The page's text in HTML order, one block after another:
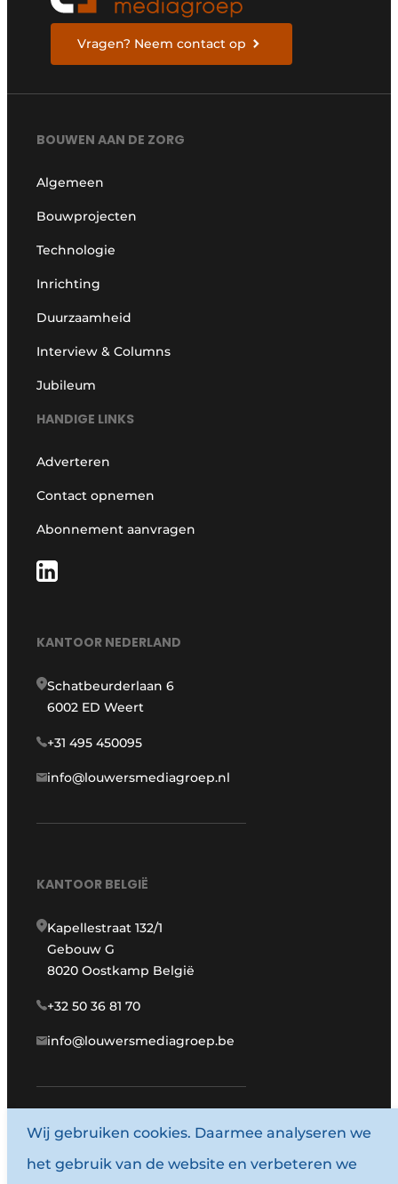
Vragen? Neem contact op
BOUWEN AAN DE ZORG
Algemeen
Bouwprojecten
Technologie
Inrichting
Duurzaamheid
Interview & Columns
Jubileum
HANDIGE LINKS
Adverteren
Contact opnemen
Abonnement aanvragen
KANTOOR NEDERLAND
Schatbeurderlaan 6
6002 ED Weert
+31 495 450095
info@louwersmediagroep.nl
KANTOOR BELGIË
Kapellestraat 132/1
Gebouw G
8020 Oostkamp België
+32 50 36 81 70
info@louwersmediagroep.be
www.louwersmediagroep.com
© 1987 - 2026 Louwersmediagroep.
Wij gebruiken cookies. Daarmee analyseren we
het gebruik van de website en verbeteren we